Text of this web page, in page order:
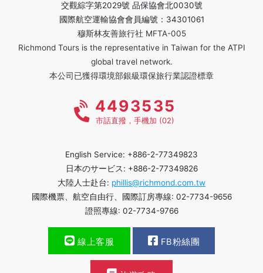
交觀綜字第2029號 品保協會北0030號
國際航空運輸協會會員編號：34301061
穆斯林友善旅行社 MFTA-005
Richmond Tours is the representative in Taiwan for the ATPI
global travel network.
本公司已獲得環境部銀級環保旅行業認證標章
4493535
市話直撥，手機加 (02)
English Service: +886-2-77349823
日本のサービス: +886-2-77349826
大陸人士赴台: phillis@richmond.com.tw
國際機票、航空自由行、國際訂房專線: 02-7734-9656
證照專線: 02-7734-9766
線上客服 FB粉絲團